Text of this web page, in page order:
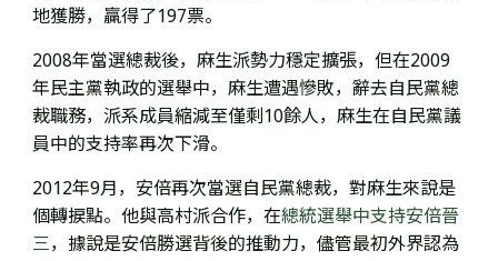
地獲勝， 贏得了197票。
2008年當選總裁後，麻生派勢力穩定擴張，但在2009
年民主黨執政的選舉中， 麻生遭遇慘敗，辭去自民黨總
裁職務， 派系成員縮減至僅剩10餘人，麻生在自民黨議
員中的支持率再次下滑。
2012年9月，安倍再次當選自民黨總裁， 對麻生來說是
個轉捩點。 他與高村派合作，在總統選舉中支持安倍晉
三，據說是安倍勝選背後的推動力，儘管最初外界認為